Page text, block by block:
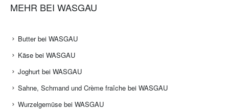
MEHR BEI WASGAU
Butter bei WASGAU
Käse bei WASGAU
Joghurt bei WASGAU
Sahne, Schmand und Crème fraîche bei WASGAU
Wurzelgemüse bei WASGAU